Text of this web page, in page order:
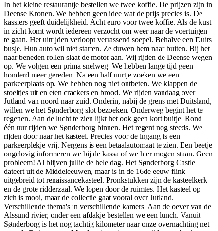
In het kleine restaurantje bestellen we twee koffie. De prijzen zijn in
Deense Kronen. We hebben geen idee wat de prijs precies is. De
kassiers geeft duidelijkheid. Acht euro voor twee koffie. Als de kust
in zicht komt wordt iedereen verzocht om weer naar de voertuigen
te gaan. Het uitrijden verloopt verrassend soepel. Behalve een Duits
busje. Hun auto wil niet starten. Ze duwen hem naar buiten. Bij het
naar beneden rollen slaat de motor aan. Wij rijden de Deense wegen
op. We volgen een prima snelweg. We hebben lange tijd geen
honderd meer gereden. Na een half uurtje zoeken we een
parkeerplaats op. We hebben nog niet ontbeten. We klappen de
stoeltjes uit en eten crackers en brood. We rijden vandaag over
Jutland van noord naar zuid. Onderin, nabij de grens met Duitsland,
willen we het Sønderborg slot bezoeken. Onderweg begint het te
regenen. Aan de lucht te zien lijkt het ook geen kort buitje. Rond
één uur rijden we Sønderborg binnen. Het regent nog steeds. We
rijden door naar het kasteel. Precies voor de ingang is een
parkeerplekje vrij. Nergens is een betaalautomaat te zien. Een beetje
ongelovig informeren we bij de kassa of we hier mogen staan. Geen
probleem! Al blijven jullie de hele dag. Het Sønderborg Castle
dateert uit de Middeleeuwen, maar is in de 16de eeuw flink
uitgebreid tot renaissancekasteel. Pronkstukken zijn de kasteelkerk
en de grote ridderzaal. We lopen door de ruimtes. Het kasteel op
zich is mooi, maar de collectie gaat vooral over Jutland.
Verschillende thema's in verschillende kamers. Aan de oever van de
Alssund rivier, onder een afdakje bestellen we een lunch. Vanuit
Sønderborg is het nog tachtig kilometer naar onze overnachting net